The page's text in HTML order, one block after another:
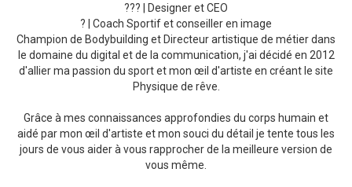
??‍? | Designer et CEO
? | Coach Sportif et conseiller en image
Champion de Bodybuilding et Directeur artistique de métier dans
le domaine du digital et de la communication, j'ai décidé en 2012
d'allier ma passion du sport et mon œil d'artiste en créant le site
Physique de rêve.
Grâce à mes connaissances approfondies du corps humain et
aidé par mon œil d'artiste et mon souci du détail je tente tous les
jours de vous aider à vous rapprocher de la meilleure version de
vous même.